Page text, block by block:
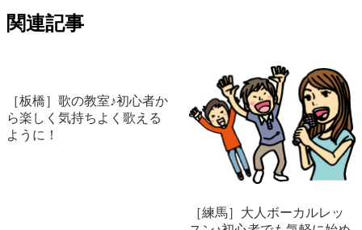
関連記事
［板橋］歌の教室♪初心者か
ら楽しく気持ちよく歌える
ように！
［練馬］大人ボーカルレッ